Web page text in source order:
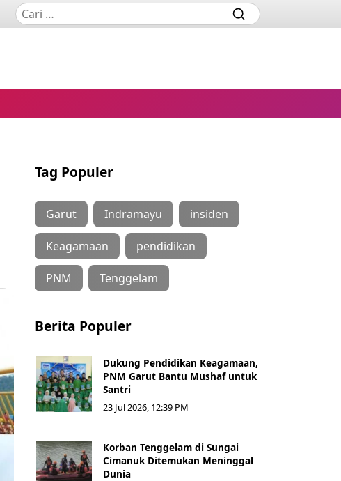
Tag Populer
Garut Indramayu insiden
Keagamaan pendidikan
PNM Tenggelam
Berita Populer
Dukung Pendidikan Keagamaan,
PNM Garut Bantu Mushaf untuk
Santri
23 Jul 2026, 12:39 PM
Korban Tenggelam di Sungai
Cimanuk Ditemukan Meninggal
Dunia